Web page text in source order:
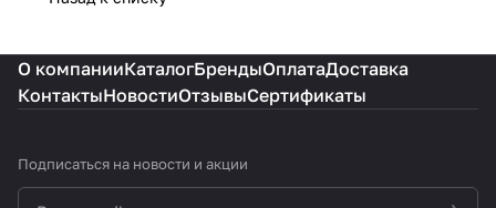
О компанииКаталогБрендыОплатаДоставка
КонтактыНовостиОтзывыСертификаты
Подписаться на новости и акции